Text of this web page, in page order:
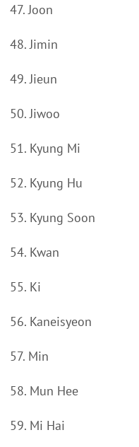
47. Joon
48. Jimin
49. Jieun
50. Jiwoo
51. Kyung Mi
52. Kyung Hu
53. Kyung Soon
54. Kwan
55. Ki
56. Kaneisyeon
57. Min
58. Mun Hee
59. Mi Hai